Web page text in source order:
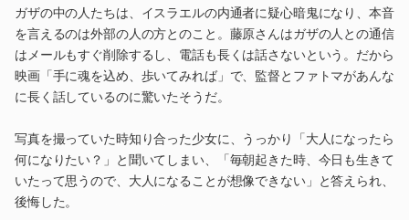
ガザの中の人たちは、イスラエルの内通者に疑心暗鬼になり、本音
を言えるのは外部の人の方とのこと。藤原さんはガザの人との通信
はメールもすぐ削除するし、電話も長くは話さないという。だから
映画「手に魂を込め、歩いてみれば」で、監督とファトマがあんな
に長く話しているのに驚いたそうだ。
写真を撮っていた時知り合った少女に、うっかり「大人になったら
何になりたい？」と聞いてしまい、「毎朝起きた時、今日も生きて
いたって思うので、大人になることが想像できない」と答えられ、
後悔した。